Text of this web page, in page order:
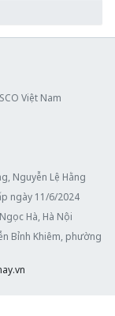
Việt Nam
Nguyễn Lệ Hằng
ngày 11/6/2024
Hà, Hà Nội
Bỉnh Khiêm, phường